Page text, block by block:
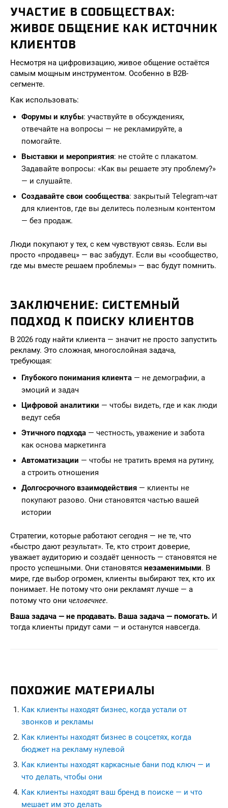
УЧАСТИЕ В СООБЩЕСТВАХ:
ЖИВОЕ ОБЩЕНИЕ КАК ИСТОЧНИК
КЛИЕНТОВ
Несмотря на цифровизацию, живое общение остаётся
самым мощным инструментом. Особенно в B2B-
сегменте.
Как использовать:
Форумы и клубы: участвуйте в обсуждениях,
отвечайте на вопросы — не рекламируйте, а
помогайте.
Выставки и мероприятия: не стойте с плакатом.
Задавайте вопросы: «Как вы решаете эту проблему?»
— и слушайте.
Создавайте свои сообщества: закрытый Telegram-чат
для клиентов, где вы делитесь полезным контентом
— без продаж.
Люди покупают у тех, с кем чувствуют связь. Если вы
просто «продавец» — вас забудут. Если вы «сообщество,
где мы вместе решаем проблемы» — вас будут помнить.
ЗАКЛЮЧЕНИЕ: СИСТЕМНЫЙ
ПОДХОД К ПОИСКУ КЛИЕНТОВ
В 2026 году найти клиента — значит не просто запустить
рекламу. Это сложная, многослойная задача,
требующая:
Глубокого понимания клиента — не демографии, а
эмоций и задач
Цифровой аналитики — чтобы видеть, где и как люди
ведут себя
Этичного подхода — честность, уважение и забота
как основа маркетинга
Автоматизации — чтобы не тратить время на рутину,
а строить отношения
Долгосрочного взаимодействия — клиенты не
покупают разово. Они становятся частью вашей
истории
Стратегии, которые работают сегодня — не те, что
«быстро дают результат». Те, кто строит доверие,
уважает аудиторию и создаёт ценность — становятся не
просто успешными. Они становятся незаменимыми. В
мире, где выбор огромен, клиенты выбирают тех, кто их
понимает. Не потому что они рекламят лучше — а
потому что они человечнее.
Ваша задача — не продавать. Ваша задача — помогать. И
тогда клиенты придут сами — и останутся навсегда.
ПОХОЖИЕ МАТЕРИАЛЫ
Как клиенты находят бизнес, когда устали от
звонков и рекламы
Как клиенты находят бизнес в соцсетях, когда
бюджет на рекламу нулевой
Как клиенты находят каркасные бани под ключ — и
что делать, чтобы они
Как клиенты находят ваш бренд в поиске — и что
мешает им это делать